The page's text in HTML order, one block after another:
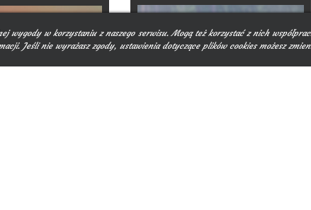
w korzystaniu z naszego serwisu. Mogą też korzystać z nich
Jeśli nie wyrażasz zgody, ustawienia dotyczące plików cookies możesz